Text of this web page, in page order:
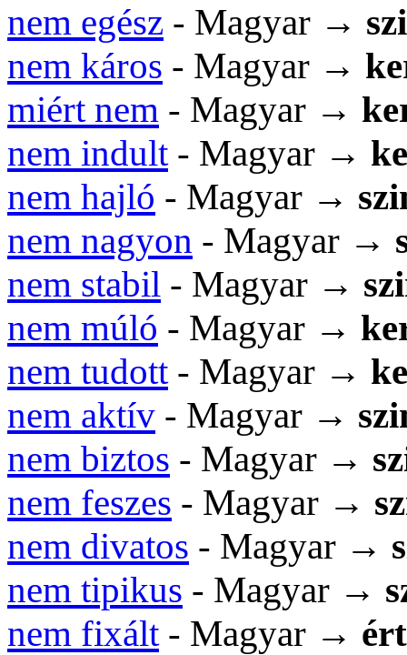
nem egész - Magyar →
nem káros - Magyar →
miért nem - Magyar →
nem indult- Magyar →
nem hajló - Magyar →
nem nagyon - Magyar →
nem stabil - Magyar →
nem múló - Magyar →
nem tudott- Magyar →
nem aktív - Magyar →
nem biztos - Magyar →
nem feszes - Magyar →
nem divatos - Magyar →
nem tipikus - Magyar →
nem fixált- Magyar →